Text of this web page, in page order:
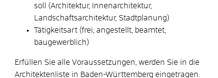
soll (Architektur, Innenarchitektur,
Landschaftsarchitektur, Stadtplanung)
Tätigkeitsart (frei, angestellt, beamtet,
baugewerblich)
Erfüllen Sie alle Voraussetzungen, werden Sie in die
Architektenliste in Baden-Württemberg eingetragen.